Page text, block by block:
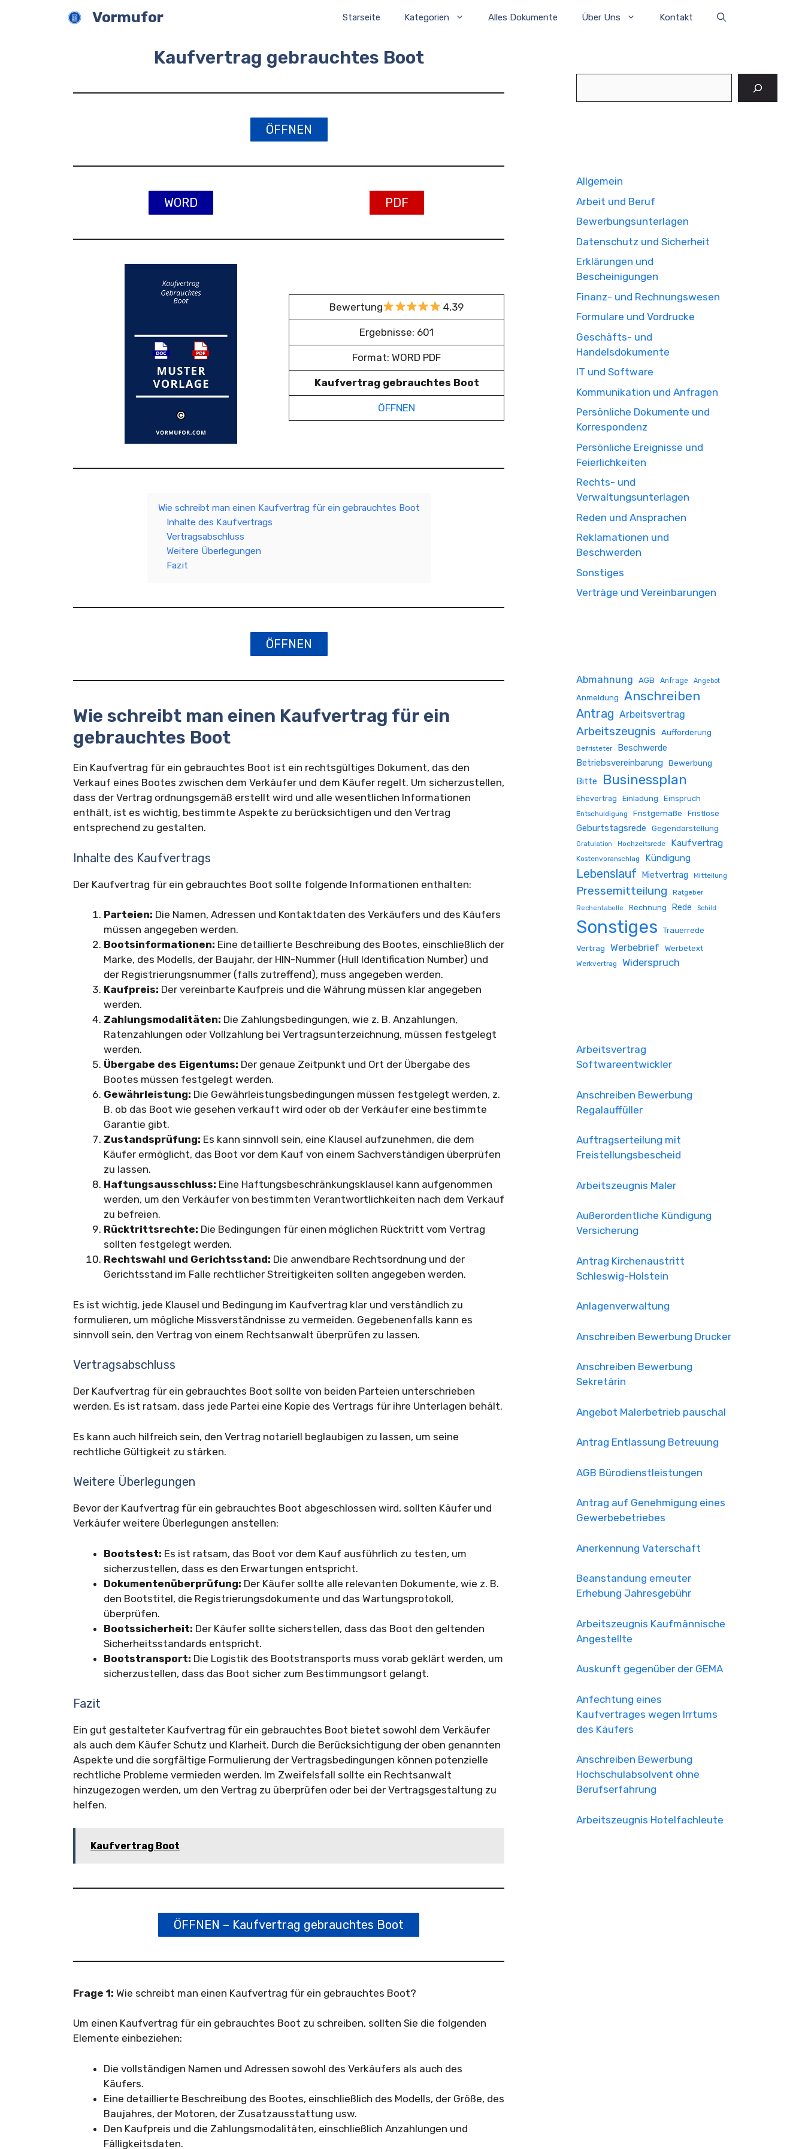
Vormufor Starseite Kategorien Alles Dokumente Über Uns Kontakt
Kaufvertrag gebrauchtes Boot
ÖFFNEN
WORD PDF
Bewertung 4,39
Ergebnisse: 601
Format: WORD PDF
Kaufvertrag gebrauchtes Boot
ÖFFNEN
Wie schreibt man einen Kaufvertrag für ein gebrauchtes Boot
Inhalte des Kaufvertrags
Vertragsabschluss
Weitere Überlegungen
Fazit
ÖFFNEN
Wie schreibt man einen Kaufvertrag für ein
gebrauchtes Boot
Ein Kaufvertrag für ein gebrauchtes Boot ist ein rechtsgültiges Dokument, das den
Verkauf eines Bootes zwischen dem Verkäufer und dem Käufer regelt. Um sicherzustellen,
dass der Vertrag ordnungsgemäß erstellt wird und alle wesentlichen Informationen
enthält, ist es wichtig, bestimmte Aspekte zu berücksichtigen und den Vertrag
entsprechend zu gestalten.
Inhalte des Kaufvertrags
Der Kaufvertrag für ein gebrauchtes Boot sollte folgende Informationen enthalten:
Parteien: Die Namen, Adressen und Kontaktdaten des Verkäufers und des Käufers
müssen angegeben werden.
Bootsinformationen: Eine detaillierte Beschreibung des Bootes, einschließlich der
Marke, des Modells, der Baujahr, der HIN-Nummer (Hull Identification Number) und
der Registrierungsnummer (falls zutreffend), muss angegeben werden.
Kaufpreis: Der vereinbarte Kaufpreis und die Währung müssen klar angegeben
werden.
Zahlungsmodalitäten: Die Zahlungsbedingungen, wie z. B. Anzahlungen,
Ratenzahlungen oder Vollzahlung bei Vertragsunterzeichnung, müssen festgelegt
werden.
Übergabe des Eigentums: Der genaue Zeitpunkt und Ort der Übergabe des
Bootes müssen festgelegt werden.
Gewährleistung: Die Gewährleistungsbedingungen müssen festgelegt werden, z.
B. ob das Boot wie gesehen verkauft wird oder ob der Verkäufer eine bestimmte
Garantie gibt.
Zustandsprüfung: Es kann sinnvoll sein, eine Klausel aufzunehmen, die dem
Käufer ermöglicht, das Boot vor dem Kauf von einem Sachverständigen überprüfen
zu lassen.
Haftungsausschluss: Eine Haftungsbeschränkungsklausel kann aufgenommen
werden, um den Verkäufer von bestimmten Verantwortlichkeiten nach dem Verkauf
zu befreien.
Rücktrittsrechte: Die Bedingungen für einen möglichen Rücktritt vom Vertrag
sollten festgelegt werden.
Rechtswahl und Gerichtsstand: Die anwendbare Rechtsordnung und der
Gerichtsstand im Falle rechtlicher Streitigkeiten sollten angegeben werden.
Es ist wichtig, jede Klausel und Bedingung im Kaufvertrag klar und verständlich zu
formulieren, um mögliche Missverständnisse zu vermeiden. Gegebenenfalls kann es
sinnvoll sein, den Vertrag von einem Rechtsanwalt überprüfen zu lassen.
Vertragsabschluss
Der Kaufvertrag für ein gebrauchtes Boot sollte von beiden Parteien unterschrieben
werden. Es ist ratsam, dass jede Partei eine Kopie des Vertrags für ihre Unterlagen behält.
Es kann auch hilfreich sein, den Vertrag notariell beglaubigen zu lassen, um seine
rechtliche Gültigkeit zu stärken.
Weitere Überlegungen
Bevor der Kaufvertrag für ein gebrauchtes Boot abgeschlossen wird, sollten Käufer und
Verkäufer weitere Überlegungen anstellen:
Bootstest: Es ist ratsam, das Boot vor dem Kauf ausführlich zu testen, um
sicherzustellen, dass es den Erwartungen entspricht.
Dokumentenüberprüfung: Der Käufer sollte alle relevanten Dokumente, wie z. B.
den Bootstitel, die Registrierungsdokumente und das Wartungsprotokoll,
überprüfen.
Bootssicherheit: Der Käufer sollte sicherstellen, dass das Boot den geltenden
Sicherheitsstandards entspricht.
Bootstransport: Die Logistik des Bootstransports muss vorab geklärt werden, um
sicherzustellen, dass das Boot sicher zum Bestimmungsort gelangt.
Fazit
Ein gut gestalteter Kaufvertrag für ein gebrauchtes Boot bietet sowohl dem Verkäufer
als auch dem Käufer Schutz und Klarheit. Durch die Berücksichtigung der oben genannten
Aspekte und die sorgfältige Formulierung der Vertragsbedingungen können potenzielle
rechtliche Probleme vermieden werden. Im Zweifelsfall sollte ein Rechtsanwalt
hinzugezogen werden, um den Vertrag zu überprüfen oder bei der Vertragsgestaltung zu
helfen.
Kaufvertrag Boot
ÖFFNEN – Kaufvertrag gebrauchtes Boot
Frage 1: Wie schreibt man einen Kaufvertrag für ein gebrauchtes Boot?
Um einen Kaufvertrag für ein gebrauchtes Boot zu schreiben, sollten Sie die folgenden
Elemente einbeziehen:
Die vollständigen Namen und Adressen sowohl des Verkäufers als auch des
Käufers.
Eine detaillierte Beschreibung des Bootes, einschließlich des Modells, der Größe, des
Baujahres, der Motoren, der Zusatzausstattung usw.
Den Kaufpreis und die Zahlungsmodalitäten, einschließlich Anzahlungen und
Fälligkeitsdaten.
Allgemein
Arbeit und Beruf
Bewerbungsunterlagen
Datenschutz und Sicherheit
Erklärungen und
Bescheinigungen
Finanz- und Rechnungswesen
Formulare und Vordrucke
Geschäfts- und
Handelsdokumente
IT und Software
Kommunikation und Anfragen
Persönliche Dokumente und
Korrespondenz
Persönliche Ereignisse und
Feierlichkeiten
Rechts- und
Verwaltungsunterlagen
Reden und Ansprachen
Reklamationen und
Beschwerden
Sonstiges
Verträge und Vereinbarungen
Abmahnung AGB Anfrage Angebot
Anmeldung Anschreiben
Antrag Arbeitsvertrag
Arbeitszeugnis Aufforderung
Befristeter
Beschwerde
Betriebsvereinbarung Bewerbung
Bitte Businessplan
Ehevertrag Einladung Einspruch
Entschuldigung Fristgemäße Fristlose
Geburtstagsrede Gegendarstellung
Gratulation Hochzeitsrede Kaufvertrag
Kostenvoranschlag Kündigung
Lebenslauf Mietvertrag Mitteilung
Pressemitteilung Ratgeber
Rechentabelle Rechnung Rede Schild
Sonstiges
Trauerrede
Vertrag
Werbebrief Werbetext
Werkvertrag Widerspruch
Arbeitsvertrag
Softwareentwickler
Anschreiben Bewerbung
Regalauffüller
Auftragserteilung mit
Freistellungsbescheid
Arbeitszeugnis Maler
Außerordentliche Kündigung
Versicherung
Antrag Kirchenaustritt
Schleswig-Holstein
Anlagenverwaltung
Anschreiben Bewerbung Drucker
Anschreiben Bewerbung
Sekretärin
Angebot Malerbetrieb pauschal
Antrag Entlassung Betreuung
AGB Bürodienstleistungen
Antrag auf Genehmigung eines
Gewerbebetriebes
Anerkennung Vaterschaft
Beanstandung erneuter
Erhebung Jahresgebühr
Arbeitszeugnis Kaufmännische
Angestellte
Auskunft gegenüber der GEMA
Anfechtung eines
Kaufvertrages wegen Irrtums
des Käufers
Anschreiben Bewerbung
Hochschulabsolvent ohne
Berufserfahrung
Arbeitszeugnis Hotelfachleute